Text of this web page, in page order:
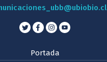
Portada